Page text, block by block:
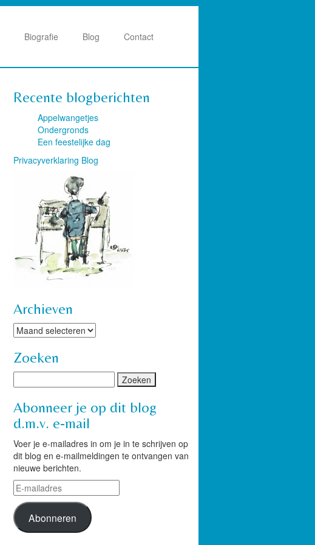
Biografie Blog Contact
Recente blogberichten
Appelwangetjes
Ondergronds
Een feestelijke dag
Privacyverklaring Blog
Archieven
Archieven
Zoeken
Abonneer je op dit blog
d.m.v. e-mail
Voer je e-mailadres in om je in te schrijven op
dit blog en e-mailmeldingen te ontvangen van
nieuwe berichten.
E-
mailadres
Abonneren